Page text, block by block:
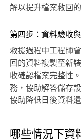
解以提升檔案救回
第四步：資料驗收
救援過程中工程師
回的資料複製至新
收確認檔案完整性
務，協助解答儲存
協助降低日後資料
哪些情況下資